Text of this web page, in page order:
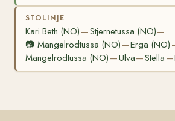
STOLINJE
Kari Beth (NO) —Stjernetussa (NO)—
📷 Mangelrödtussa (NO)—Erga (NO)
Mangelrödtussa (NO) —Ulva—Stella —